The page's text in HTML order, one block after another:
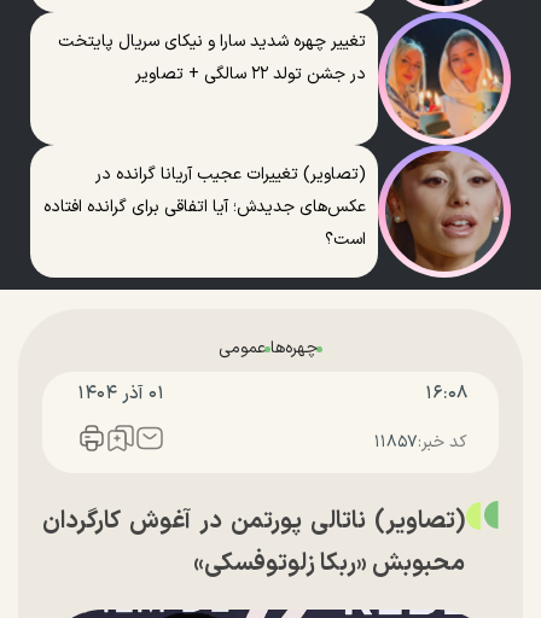
تغییر چهره شدید سارا و نیکای سریال پایتخت
در جشن تولد ۲۲ سالگی + تصاویر
(تصاویر) تغییرات عجیب آریانا گرانده در
عکس‌های جدیدش؛ آیا اتفاقی برای گرانده افتاده
است؟
چهره‌هاعمومی
۱۶:۰۸ ۰۱ آذر ۱۴۰۴
کد خبر:۱۱۸۵۷
(تصاویر) ناتالی پورتمن در آغوش کارگردان
محبوبش «ربکا زلوتوفسکی»